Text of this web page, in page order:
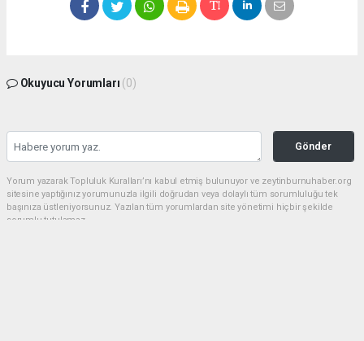
Okuyucu Yorumları (0)
Gönder
Yorum yazarak Topluluk Kuralları’nı kabul etmiş bulunuyor ve zeytinburnuhaber.org
sitesine yaptığınız yorumunuzla ilgili doğrudan veya dolaylı tüm sorumluluğu tek
başınıza üstleniyorsunuz. Yazılan tüm yorumlardan site yönetimi hiçbir şekilde
sorumlu tutulamaz.